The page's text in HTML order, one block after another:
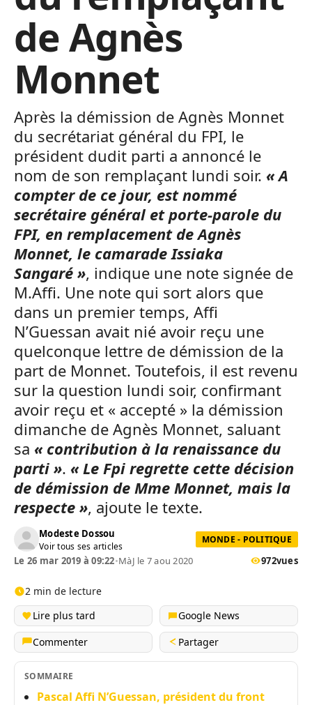
de Agnès
Monnet
Après la démission de Agnès Monnet
du secrétariat général du FPI, le
président dudit parti a annoncé le
nom de son remplaçant lundi soir. « A
compter de ce jour, est nommé
secrétaire général et porte-parole du
FPI, en remplacement de Agnès
Monnet, le camarade Issiaka
Sangaré », indique une note signée de
M.Affi. Une note qui sort alors que
dans un premier temps, Affi
N’Guessan avait nié avoir reçu une
quelconque lettre de démission de la
part de Monnet. Toutefois, il est revenu
sur la question lundi soir, confirmant
avoir reçu et « accepté » la démission
dimanche de Agnès Monnet, saluant
sa « contribution à la renaissance du
parti ». « Le Fpi regrette cette décision
de démission de Mme Monnet, mais la
respecte », ajoute le texte.
Modeste Dossou
Voir tous ses articles
MONDE - POLITIQUE
Le 26 mar 2019 à 09:22•MàJ le 7 aou 2020 972vues
2 min de lecture
Lire plus tard
Google News
Commenter
Partager
SOMMAIRE
Pascal Affi N’Guessan, président du front